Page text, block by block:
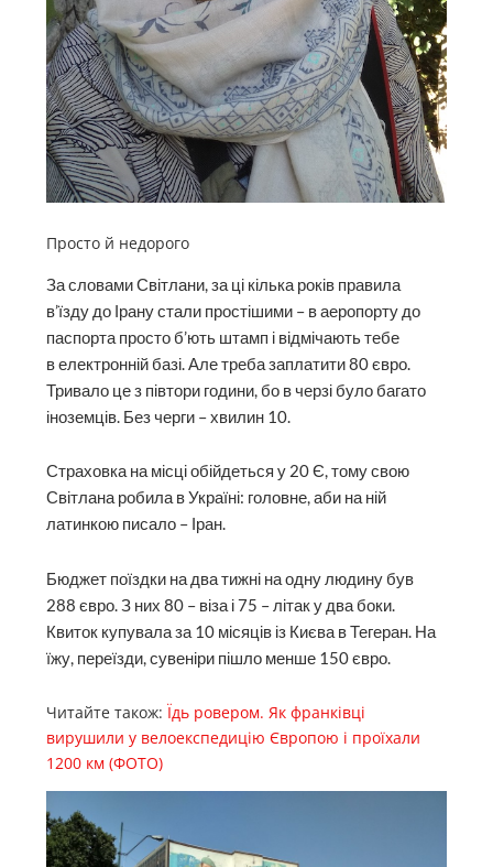
Просто й недорого
За словами Світлани, за ці кілька років правила
в’їзду до Ірану стали простішими – в аеропорту до
паспорта просто б’ють штамп і відмічають тебе
в електронній базі. Але треба заплатити 80 євро.
Тривало це з півтори години, бо в черзі було багато
іноземців. Без черги – хвилин 10.
Страховка на місці обійдеться у 20 Є, тому свою
Світлана робила в Україні: головне, аби на ній
латинкою писало – Іран.
Бюджет поїздки на два тижні на одну людину був
288 євро. З них 80 – віза і 75 – літак у два боки.
Квиток купувала за 10 місяців із Києва в Тегеран. На
їжу, переїзди, сувеніри пішло менше 150 євро.
Читайте також: Їдь ровером. Як франківці
вирушили у велоекспедицію Європою і проїхали
1200 км (ФОТО)